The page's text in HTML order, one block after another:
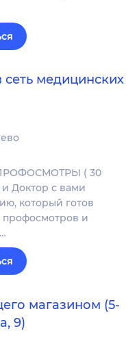
медицинских
ПРОФОСМОТРЫ ( 30
Доктор с вами
который готов
профосмотров и
магазином (5-
9)